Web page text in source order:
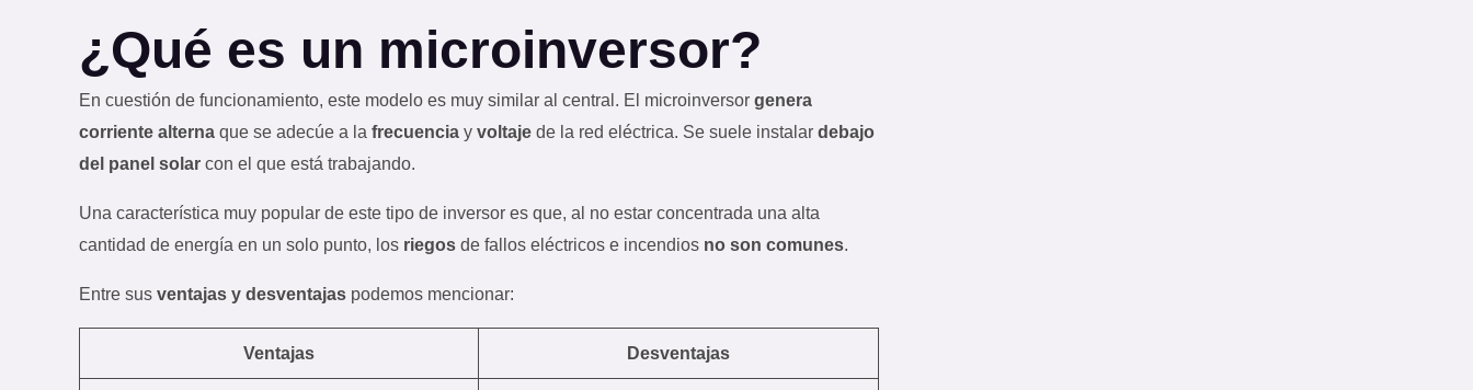
¿Qué es un microinversor?
En cuestión de funcionamiento, este modelo es muy similar al central. El microinversor genera
corriente alterna que se adecúe a la frecuencia y voltaje de la red eléctrica. Se suele instalar debajo
del panel solar con el que está trabajando.
Una característica muy popular de este tipo de inversor es que, al no estar concentrada una alta
cantidad de energía en un solo punto, los riegos de fallos eléctricos e incendios no son comunes.
Entre sus ventajas y desventajas podemos mencionar:
Ventajas Desventajas